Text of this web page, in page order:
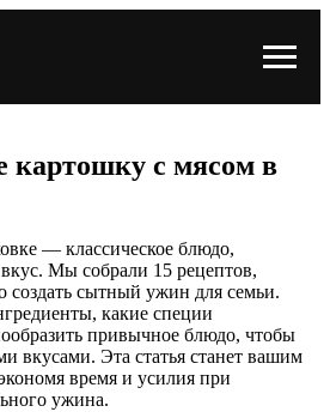
картошку с мясом в
— классическое блюдо,
Мы собрали 15 рецептов,
создать сытный ужин для семьи.
какие специи
привычное блюдо, чтобы
вкусами. Эта статья станет вашим
время и усилия при
ужина.